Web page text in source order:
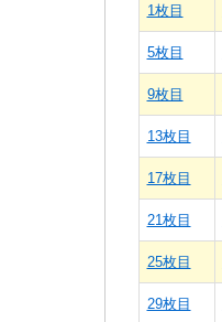
1枚目
5枚目
9枚目
13枚目
17枚目
21枚目
25枚目
29枚目